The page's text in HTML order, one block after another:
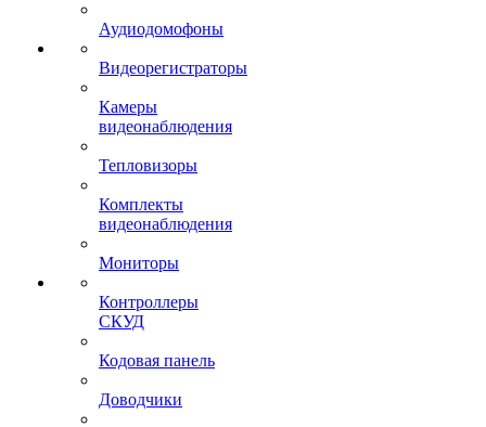
Аудиодомофоны
Видеорегистраторы
Камеры
видеонаблюдения
Тепловизоры
Комплекты
видеонаблюдения
Мониторы
Контроллеры
СКУД
Кодовая панель
Доводчики